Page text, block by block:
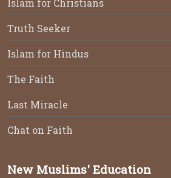
Islam for Christians
Truth Seeker
Islam for Hindus
The Faith
Last Miracle
Chat on Faith
New Muslims' Education